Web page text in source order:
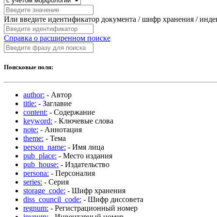
Или введите идентификатор документа / шифр хранения /
Справка о расширенном поиске
Поисковые поля:
author: - Автор
title: - Заглавие
content: - Содержание
keyword: - Ключевые слова
note: - Аннотация
theme: - Тема
person_name: - Имя лица
pub_place: - Место издания
pub_house: - Издательство
persona: - Персоналия
series: - Серия
storage_code: - Шифр хранения
diss_council_code: - Шифр диссовета
regnum: - Регистрационный номер